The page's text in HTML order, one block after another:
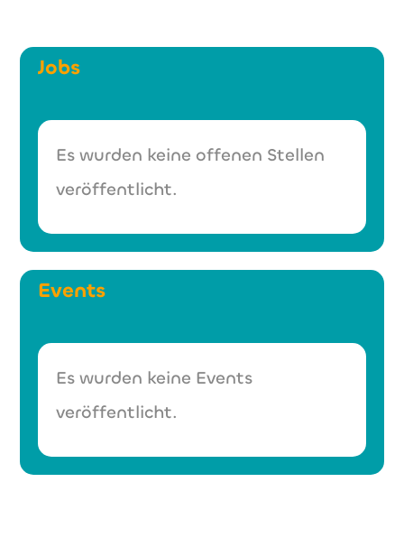
Jobs
Es wurden keine offenen Stellen
veröffentlicht.
Events
Es wurden keine Events
veröffentlicht.